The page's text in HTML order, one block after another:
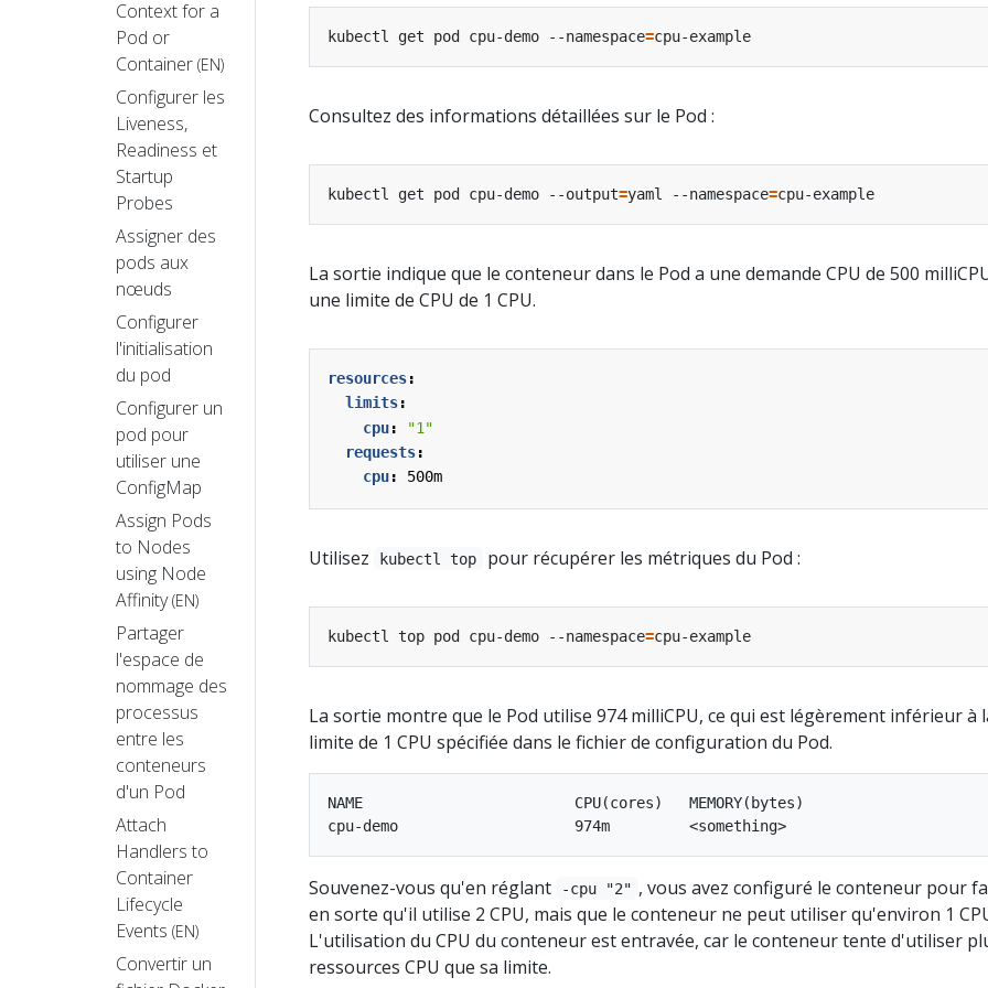
Context for a
Pod or
Container (EN)
Configurer les
Liveness,
Readiness et
Startup
Probes
Assigner des
pods aux
nœuds
Configurer
l'initialisation
du pod
Configurer un
pod pour
utiliser une
ConfigMap
Assign Pods
to Nodes
using Node
Affinity (EN)
Partager
l'espace de
nommage des
processus
entre les
conteneurs
d'un Pod
Attach
Handlers to
Container
Lifecycle
Events (EN)
Convertir un
kubectl get pod cpu-demo --namespace=
Consultez des informations détaillées sur le Pod :
kubectl get pod cpu-demo --output=yaml --namespace=
La sortie indique que le conteneur dans le Pod a une demande CPU de 500
une limite de CPU de 1 CPU.
resources:
limits:
cpu:
"1"
requests:
cpu: 500m
Utilisez kubectl top pour récupérer les métriques du Pod :
kubectl top pod cpu-demo --namespace=
La sortie montre que le Pod utilise 974 milliCPU, ce qui est légèrement inférieur à
limite de 1 CPU spécifiée dans le fichier de configuration du Pod.
NAME                        CPU(cores)   MEMORY(bytes)
Souvenez-vous qu'en réglant -cpu "2" , vous avez configuré le conteneur pour
en sorte qu'il utilise 2 CPU, mais que le conteneur ne peut utiliser qu'environ 1
L'utilisation du CPU du conteneur est entravée, car le conteneur tente d'utiliser
ressources CPU que sa limite.